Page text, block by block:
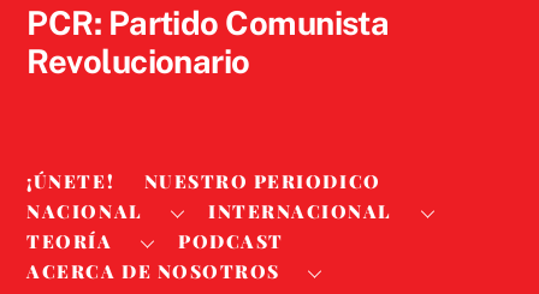
PCR: Partido Comunista
Revolucionario
¡ÚNETE!
NUESTRO PERIODICO
NACIONAL
INTERNACIONAL
TEORÍA
PODCAST
ACERCA DE NOSOTROS